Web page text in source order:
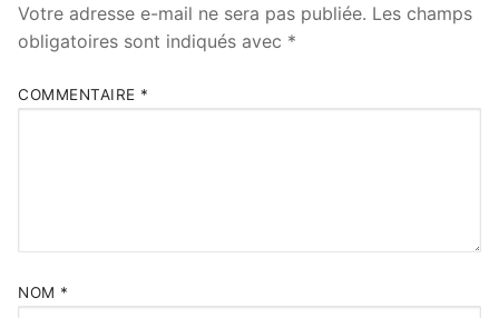
Votre adresse e-mail ne sera pas publiée. Les champs
obligatoires sont indiqués avec *
COMMENTAIRE *
NOM *